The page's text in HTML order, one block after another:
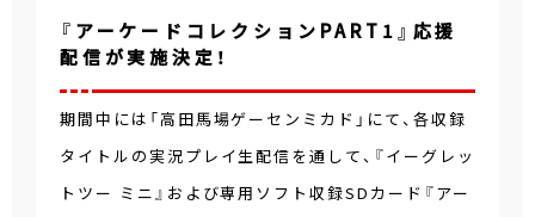
『アーケードコレクションPART1』応援
配信が実施決定！
期間中には「高田馬場ゲーセンミカド」にて、各収録
タイトルの実況プレイ生配信を通して、『イーグレッ
トツー ミニ』および専用ソフト収録SDカード『アー